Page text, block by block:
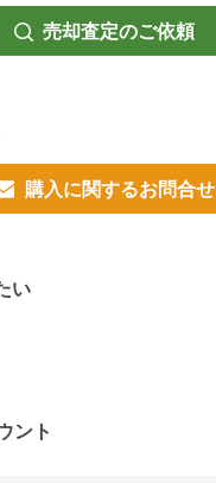
売却査定のご依頼
購入に関するお問合せ
い
ント